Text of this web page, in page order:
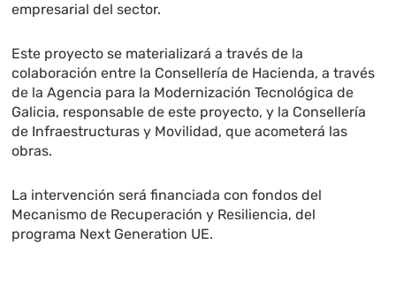
empresarial del sector.
Este proyecto se materializará a través de la
colaboración entre la Consellería de Hacienda, a través
de la Agencia para la Modernización Tecnológica de
Galicia, responsable de este proyecto, y la Consellería
de Infraestructuras y Movilidad, que acometerá las
obras.
La intervención será financiada con fondos del
Mecanismo de Recuperación y Resiliencia, del
programa Next Generation UE.